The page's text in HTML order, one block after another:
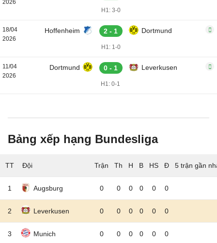
2026
H1: 3-0
18/04
2026
Hoffenheim 2 - 1 Dortmund
H1: 1-0
11/04
2026
Dortmund 0 - 1 Leverkusen
H1: 0-1
Bảng xếp hạng Bundesliga
TT Đội 5 trận gần
1 Augsburg 0 0 0 0 0 0
2 Leverkusen 0 0 0 0 0 0
3 Munich 0 0 0 0 0 0